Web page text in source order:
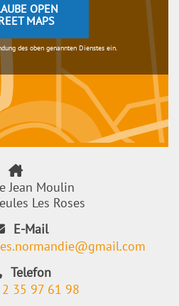
OPEN
MAPS
des oben genannten Dienstes ein.
Jean Moulin
Les Roses
E-Mail
Telefon
35 97 61 98